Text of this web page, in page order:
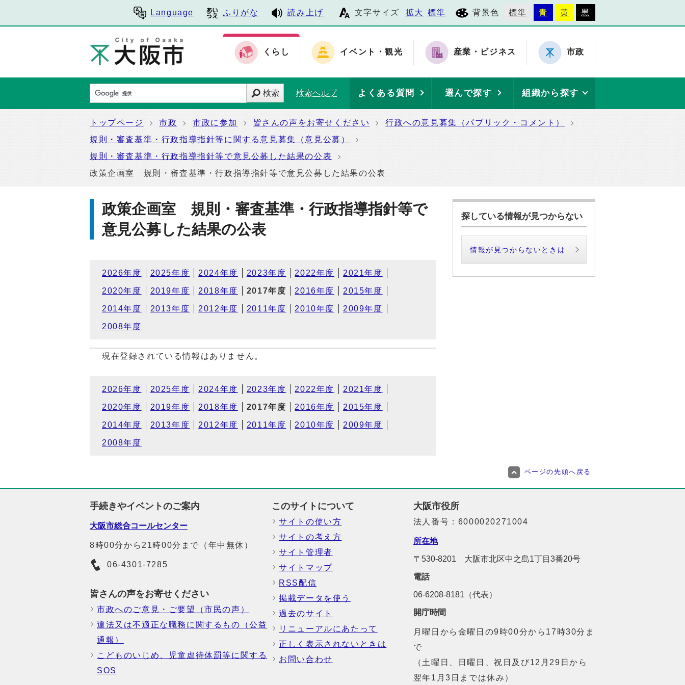
Language ふりがな 読み上げ 文字サイズ 拡大 標準 背景色 標準 青 黄 黒
くらし イベント・観光 産業・ビジネス 市政
検索 検索ヘルプ よくある質問 選んで探す 組織から探す
トップページ 市政 市政に参加 皆さんの声をお寄せください
行政への意見募集（パブリック・コメント）
規則・審査基準・行政指導指針等に関する意見募集（意見公募）
規則・審査基準・行政指導指針等で意見公募した結果の公表
政策企画室 規則・審査基準・行政指導指針等で意見公募した結果の公表
政策企画室 規則・審査基準・行政指導指針等で
意見公募した結果の公表
2026年度 2025年度 2024年度 2023年度 2022年度 2021年度
2020年度 2019年度 2018年度 2017年度 2016年度 2015年度
2014年度 2013年度 2012年度 2011年度 2010年度 2009年度
2008年度
現在登録されている情報はありません。
2026年度 2025年度 2024年度 2023年度 2022年度 2021年度
2020年度 2019年度 2018年度 2017年度 2016年度 2015年度
2014年度 2013年度 2012年度 2011年度 2010年度 2009年度
2008年度
探している情報が見つからない
情報が見つからないときは
ページの先頭へ戻る
手続きやイベントのご案内
大阪市総合コールセンター
8時00分から21時00分まで（年中無休）
06-4301-7285
皆さんの声をお寄せください
市政へのご意見・ご要望（市民の声）
違法又は不適正な職務に関するもの（公益
通報）
こどものいじめ、児童虐待体罰等に関する
SOS
このサイトについて
サイトの使い方
サイトの考え方
サイト管理者
サイトマップ
RSS配信
掲載データを使う
過去のサイト
リニューアルにあたって
正しく表示されないときは
お問い合わせ
大阪市役所
法人番号：6000020271004
所在地
〒530-8201 大阪市北区中之島1丁目3番20号
電話
06-6208-8181（代表）
開庁時間
月曜日から金曜日の9時00分から17時30分ま
で
（土曜日、日曜日、祝日及び12月29日から
翌年1月3日までは休み）